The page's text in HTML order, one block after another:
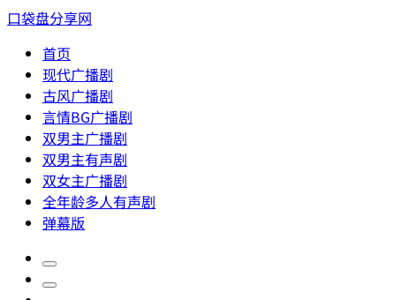
口袋盘分享网
首页
现代广播剧
古风广播剧
言情BG广播剧
双男主广播剧
双男主有声剧
双女主广播剧
全年龄多人有声剧
弹幕版